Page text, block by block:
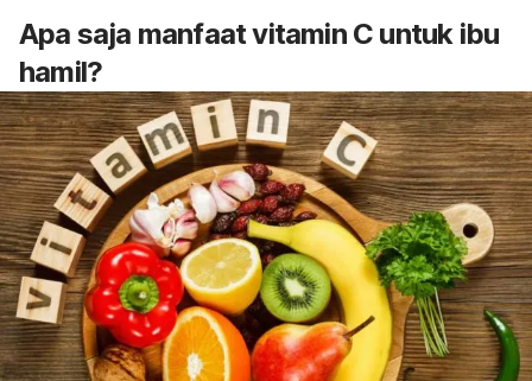
Apa saja manfaat vitamin C untuk ibu
hamil?